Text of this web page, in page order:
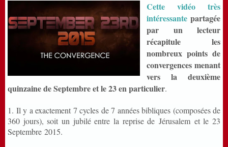
Cette vidéo très
intéressante partagée
par un lecteur
récapitule les
nombreux points de
convergences menant
vers la deuxième
quinzaine de Septembre et le 23 en particulier.
1. Il y a exactement 7 cycles de 7 années bibliques (composées de
360 jours), soit un jubilé entre la reprise de Jérusalem et le 23
Septembre 2015.